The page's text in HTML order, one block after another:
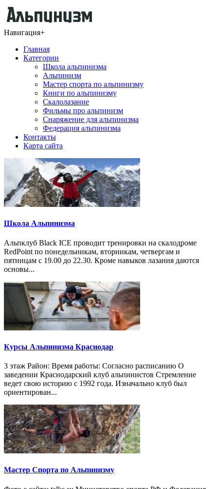
Навигация+
Главная
Категории
Школа альпинизма
Альпинизм
Мастер спорта по альпинизму
Книги по альпинизму
Скалолазание
Фильмы про альпинизм
Снаряжение для альпинизма
Федерация альпинизма
Контакты
Карта сайта
Школа Альпинизма
Альпклуб Black ICE проводит тренировки на скалодроме
RedPoint по понедельникам, вторникам, четвергам и
пятницам с 19.00 до 22.30. Кроме навыков лазания даются
основы...
Курсы Альпинизма Краснодар
3 этаж Район: Время работы: Согласно расписанию О
заведении Краснодарский клуб альпинистов Стремление
ведет свою историю с 1992 года. Изначально клуб был
ориентирован...
Мастер Спорта по Альпинизму